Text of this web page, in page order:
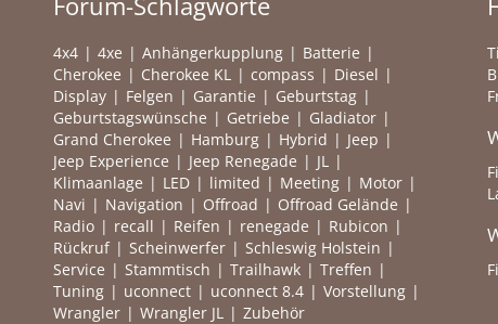
4x4 4xe Anhängerkupplung
Batterie
Cherokee
Cherokee KL compass
Diesel
Display
Felgen Garantie
Geburtstag
Geburtstagswünsche
Getriebe
Gladiator
Grand Cherokee
Hamburg Hybrid
Jeep
Jeep Experience
Jeep Renegade
JL
Klimaanlage
LED limited Meeting
Motor
Navi
Navigation Offroad
Offroad Gelände
Radio
recall Reifen renegade
Rubicon
Rückruf
Scheinwerfer
Schleswig Holstein
Service
Stammtisch Trailhawk
Treffen
Tuning
uconnect uconnect 8.4
Vorstellung
Wrangler
Wrangler JL Zubehör